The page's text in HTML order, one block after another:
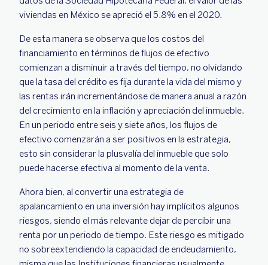
viviendas en México se apreció el 5.8% en el 2020.
De esta manera se observa que los costos del
financiamiento en términos de flujos de efectivo
comienzan a disminuir a través del tiempo, no olvidando
que la tasa del crédito es fija durante la vida del mismo y
las rentas irán incrementándose de manera anual a razón
del crecimiento en la inflación y apreciación del inmueble.
En un periodo entre seis y siete años, los flujos de
efectivo comenzarán a ser positivos en la estrategia,
esto sin considerar la plusvalía del inmueble que solo
puede hacerse efectiva al momento de la venta.
Ahora bien, al convertir una estrategia de
apalancamiento en una inversión hay implícitos algunos
riesgos, siendo el más relevante dejar de percibir una
renta por un periodo de tiempo. Este riesgo es mitigado
no sobreextendiendo la capacidad de endeudamiento,